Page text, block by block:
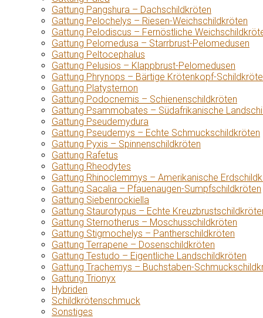
Gattung Pangshura – Dachschildkröten
Gattung Pelochelys – Riesen-Weichschildkröten
Gattung Pelodiscus – Fernöstliche
Gattung Pelomedusa – Starrbrust-Pelomedusen
Gattung Peltocephalus
Gattung Pelusios – Klappbrust-Pelomedusen
Gattung Phrynops – Bärtige Krötenkopf-
Gattung Platysternon
Gattung Podocnemis – Schienenschildkröten
Gattung Psammobates – Südafrikanische
Gattung Pseudemydura
Gattung Pseudemys – Echte Schmuckschildkröten
Gattung Pyxis – Spinnenschildkröten
Gattung Rafetus
Gattung Rheodytes
Gattung Rhinoclemmys – Amerikanische
Gattung Sacalia – Pfauenaugen-Sumpfschildkröten
Gattung Siebenrockiella
Gattung Staurotypus – Echte
Gattung Sternotherus – Moschusschildkröten
Gattung Stigmochelys – Pantherschildkröten
Gattung Terrapene – Dosenschildkröten
Gattung Testudo – Eigentliche Landschildkröten
Gattung Trachemys – Buchstaben-
Gattung Trionyx
Hybriden
Schildkrötenschmuck
Sonstiges